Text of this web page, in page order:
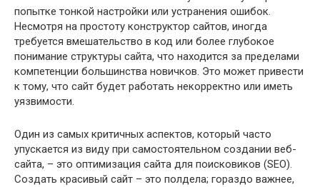
попытке тонкой настройки или устранения ошибок.
Несмотря на простоту конструктор сайтов, иногда
требуется вмешательство в код или более глубокое
понимание структуры сайта, что находится за пределами
компетенции большинства новичков. Это может привести
к тому, что сайт будет работать некорректно или иметь
уязвимости.
Один из самых критичных аспектов, который часто
упускается из виду при самостоятельном создании веб-
сайта, – это оптимизация сайта для поисковиков (SEO).
Создать красивый сайт – это полдела; гораздо важнее,